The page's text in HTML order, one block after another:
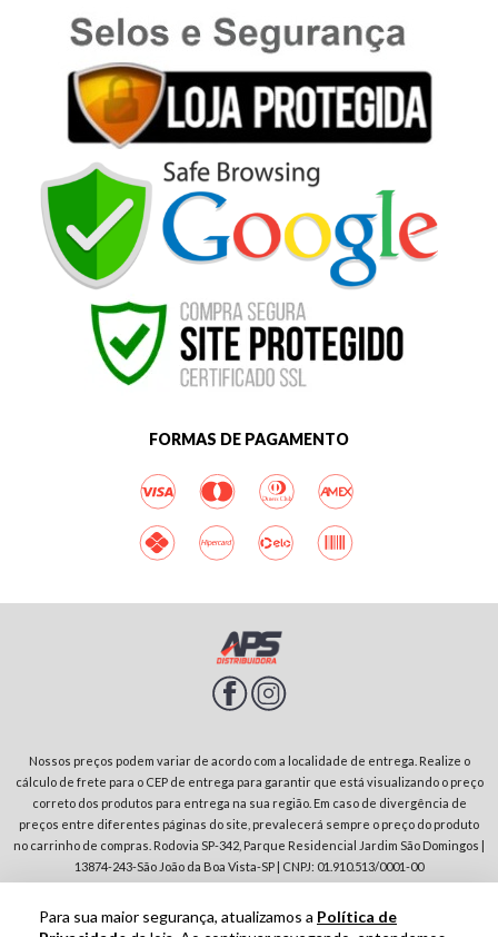
Para sua maior segurança, atualizamos a Política de
FORMAS DE PAGAMENTO
Nossos preços podem variar de acordo com a localidade de entrega. Realize o
cálculo de frete para o CEP de entrega para garantir que está visualizando o preço
correto dos produtos para entrega na sua região. Em caso de divergência de
preços entre diferentes páginas do site, prevalecerá sempre o preço do produto
no carrinho de compras. Rodovia SP-342, Parque Residencial Jardim São Domingos |
13874-243-São João da Boa Vista-SP | CNPJ: 01.910.513/0001-00
Tecnologia